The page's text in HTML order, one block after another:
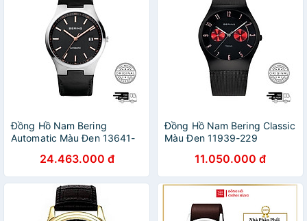
Đồng Hồ Nam Bering
Automatic Màu Đen 13641-
24.463.000 đ
Đồng Hồ Nam Bering Classic
Màu Đen 11939-229
11.050.000 đ